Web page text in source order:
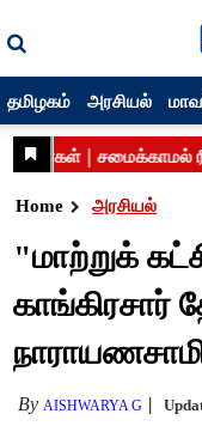
தமிழகம் அரசியல்
Home அரசியல்
"மாற்றுக்
By AISHWARYA G